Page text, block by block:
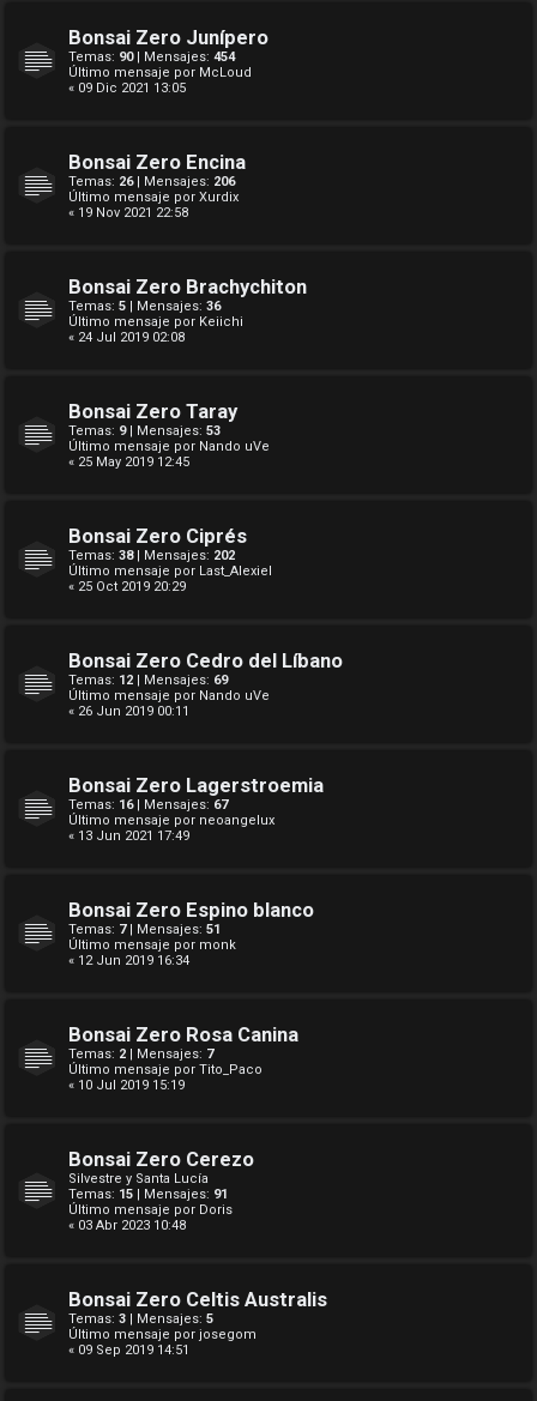
Bonsai Zero Junípero
Temas: 90| Mensajes: 454
Último mensaje por McLoud
« 09 Dic 2021 13:05
Bonsai Zero Encina
Temas: 26| Mensajes: 206
Último mensaje por Xurdix
« 19 Nov 2021 22:58
Bonsai Zero Brachychiton
Temas: 5 | Mensajes: 36
Último mensaje por Keiichi
« 24 Jul 2019 02:08
Bonsai Zero Taray
Temas: 9| Mensajes: 53
Último mensaje por Nando uVe
« 25 May 2019 12:45
Bonsai Zero Ciprés
Temas: 38| Mensajes: 202
Último mensaje por Last_Alexiel
« 25 Oct 2019 20:29
Bonsai Zero Cedro del Líbano
Temas: 12 | Mensajes: 69
Último mensaje por Nando uVe
« 26 Jun 2019 00:11
Bonsai Zero Lagerstroemia
Temas: 16| Mensajes: 67
Último mensaje por neoangelux
« 13 Jun 2021 17:49
Bonsai Zero Espino blanco
Temas: 7| Mensajes: 51
Último mensaje por monk
« 12 Jun 2019 16:34
Bonsai Zero Rosa Canina
Temas: 2 | Mensajes: 7
Último mensaje por Tito_Paco
« 10 Jul 2019 15:19
Bonsai Zero Cerezo
Silvestre y Santa Lucía
Temas: 15 | Mensajes: 91
Último mensaje por Doris
« 03 Abr 2023 10:48
Bonsai Zero Celtis Australis
Temas: 3 | Mensajes: 5
Último mensaje por josegom
« 09 Sep 2019 14:51